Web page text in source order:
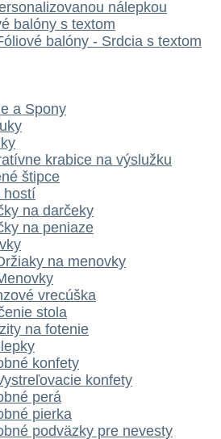
nálepkou
balóny s textom
balóny - Srdcia s textom
a Spony
krabice na výslužku
štipce
hostí
na darčeky
na peniaze
na menovky
vrecúška
stola
na fotenie
konfety
konfety
perá
pierka
podväzky pre nevesty